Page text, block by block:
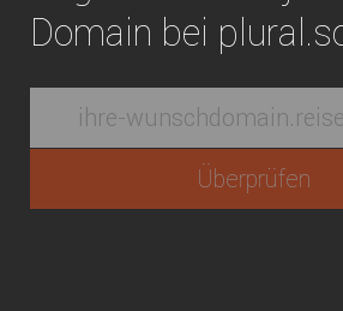
Domain bei